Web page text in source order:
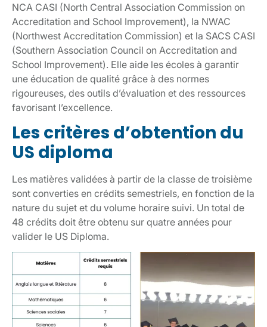
NCA CASI (North Central Association Commission on
Accreditation and School Improvement), la NWAC
(Northwest Accreditation Commission) et la SACS CASI
(Southern Association Council on Accreditation and
School Improvement). Elle aide les écoles à garantir
une éducation de qualité grâce à des normes
rigoureuses, des outils d’évaluation et des ressources
favorisant l’excellence.
Les critères d’obtention du
US diploma
Les matières validées à partir de la classe de troisième
sont converties en crédits semestriels, en fonction de la
nature du sujet et du volume horaire suivi. Un total de
48 crédits doit être obtenu sur quatre années pour
valider le US Diploma.